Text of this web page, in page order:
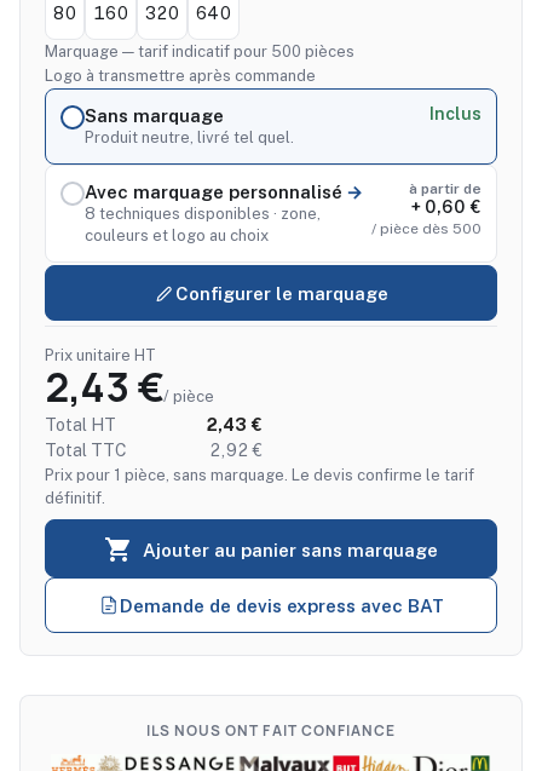
80 160 320 640
Marquage — tarif indicatif pour 500 pièces
Logo à transmettre après commande
Sans marquage
Produit neutre, livré tel quel.
Inclus
Avec marquage personnalisé
8 techniques disponibles · zone,
couleurs et logo au choix
à partir de
+ 0,60 €
/ pièce dès 500
Configurer le marquage
Prix unitaire HT
2,43 €/ pièce
Total HT
2,43 €
Total TTC
2,92 €
Prix pour 1 pièce, sans marquage. Le devis confirme le tarif
définitif.
 Ajouter au panier sans marquage
Demande de devis express avec BAT
ILS NOUS ONT FAIT CONFIANCE